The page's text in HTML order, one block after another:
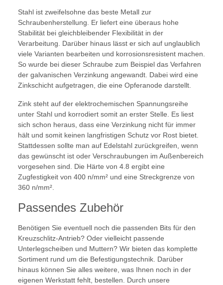
Stahl ist zweifelsohne das beste Metall zur
Schraubenherstellung. Er liefert eine überaus hohe
Stabilität bei gleichbleibender Flexibilität in der
Verarbeitung. Darüber hinaus lässt er sich auf unglaublich
viele Varianten bearbeiten und korrosionsresistent machen.
So wurde bei dieser Schraube zum Beispiel das Verfahren
der galvanischen Verzinkung angewandt. Dabei wird eine
Zinkschicht aufgetragen, die eine Opferanode darstellt.
Zink steht auf der elektrochemischen Spannungsreihe
unter Stahl und korrodiert somit an erster Stelle. Es liest
sich schon heraus, dass eine Verzinkung nicht für immer
hält und somit keinen langfristigen Schutz vor Rost bietet.
Stattdessen sollte man auf Edelstahl zurückgreifen, wenn
das gewünscht ist oder Verschraubungen im Außenbereich
vorgesehen sind. Die Härte von 4.8 ergibt eine
Zugfestigkeit von 400 n/mm² und eine Streckgrenze von
360 n/mm².
Passendes Zubehör
Benötigen Sie eventuell noch die passenden Bits für den
Kreuzschlitz-Antrieb? Oder vielleicht passende
Unterlegscheiben und Muttern? Wir bieten das komplette
Sortiment rund um die Befestigungstechnik. Darüber
hinaus können Sie alles weitere, was Ihnen noch in der
eigenen Werkstatt fehlt, bestellen. Durch unsere